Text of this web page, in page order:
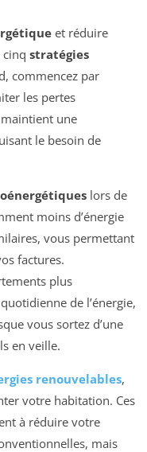
et réduire
cinq stratégies
commencez par
les pertes
une
le besoin de
lors de
moins d’énergie
vous permettant
factures.
plus
de l’énergie,
vous sortez d’une
en veille.
renouvelables,
votre habitation. Ces
à réduire votre
mais